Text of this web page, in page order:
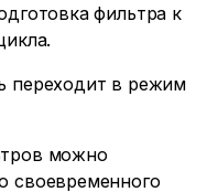
фильтра к
переходит в режим
можно
своевременного